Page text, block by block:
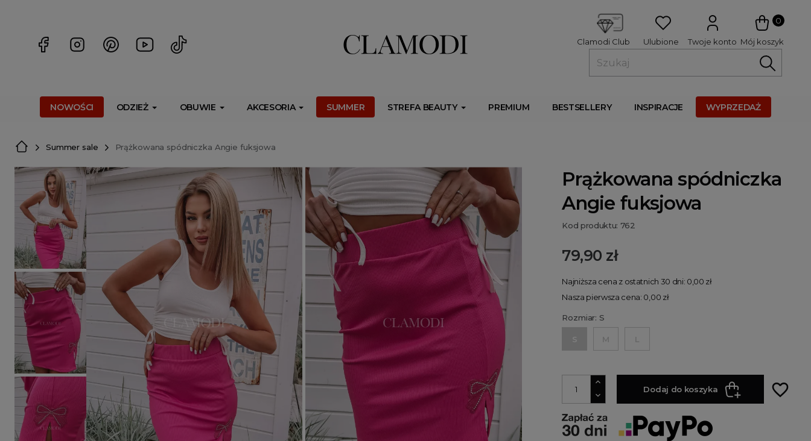
0
Mój koszyk
Twoje konto
Ulubione
Clamodi Club
NOWOŚCI ODZIEŻ OBUWIE AKCESORIA SUMMER STREFA BEAUTY PREMIUM BESTSELLERY INSPIRACJE WYPRZEDAŻ
Summer sale Prążkowana spódniczka Angie fuksjowa
Prążkowana spódniczka
Angie fuksjowa
Kod produktu: 762
79,90 zł
Najniższa cena z ostatnich 30 dni: 0,00 zł
Nasza pierwsza cena: 0,00 zł
Rozmiar: S
S M L
Dodaj do koszyka favorite_border